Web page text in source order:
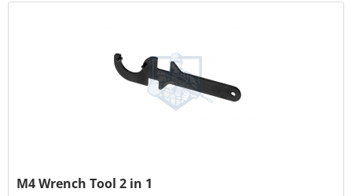
M4 Wrench Tool 2 in 1